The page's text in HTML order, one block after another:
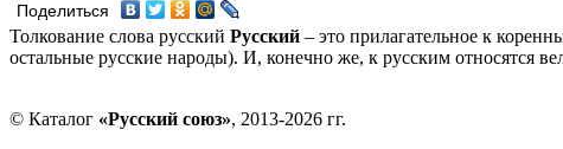
Поделиться
Толкование слова русский Русский – это прилагательное к
остальные русские народы). И, конечно же, к русским относятся
© Каталог «Русский союз», 2013-2026 гг.